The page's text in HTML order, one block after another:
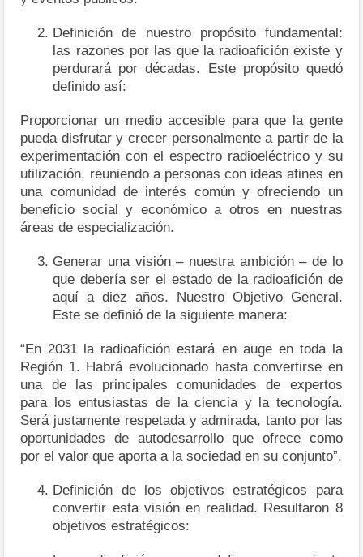
Definición de nuestro propósito fundamental:
las razones por las que la radioafición existe y
perdurará por décadas. Este propósito quedó
definido así:
Proporcionar un medio accesible para que la gente
pueda disfrutar y crecer personalmente a partir de la
experimentación con el espectro radioeléctrico y su
utilización, reuniendo a personas con ideas afines en
una comunidad de interés común y ofreciendo un
beneficio social y económico a otros en nuestras
áreas de especialización.
Generar una visión – nuestra ambición – de lo
que debería ser el estado de la radioafición de
aquí a diez años. Nuestro Objetivo General.
Este se definió de la siguiente manera:
“En 2031 la radioafición estará en auge en toda la
Región 1. Habrá evolucionado hasta convertirse en
una de las principales comunidades de expertos
para los entusiastas de la ciencia y la tecnología.
Será justamente respetada y admirada, tanto por las
oportunidades de autodesarrollo que ofrece como
por el valor que aporta a la sociedad en su conjunto”.
Definición de los objetivos estratégicos para
convertir esta visión en realidad. Resultaron 8
objetivos estratégicos: